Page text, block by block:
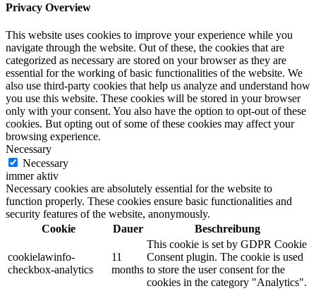
Privacy Overview
This website uses cookies to improve your experience while you
navigate through the website. Out of these, the cookies that are
categorized as necessary are stored on your browser as they are
essential for the working of basic functionalities of the website. We
also use third-party cookies that help us analyze and understand how
you use this website. These cookies will be stored in your browser
only with your consent. You also have the option to opt-out of these
cookies. But opting out of some of these cookies may affect your
browsing experience.
Necessary
Necessary
immer aktiv
Necessary cookies are absolutely essential for the website to
function properly. These cookies ensure basic functionalities and
security features of the website, anonymously.
Cookie
Dauer Beschreibung
cookielawinfo-
checkbox-analytics
11
months
This cookie is set by GDPR Cookie
Consent plugin. The cookie is used
to store the user consent for the
cookies in the category "Analytics".